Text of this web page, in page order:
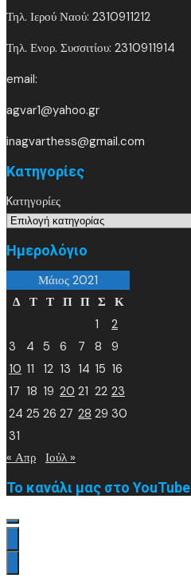
Τηλ. Ιερού Ναού: 2310911212
Τηλ. Ενορ. Συσσιτίου: 2310911914
email:
agvar1@yahoo.gr
inagvarthess@gmail.com
Kατηγορίες
Kατηγορίες
Ημερολόγιο
Μάιος 2021
Δ
Τ Τ Π Π Σ Κ
1
2
3
4 5 6 7 8
9
10 11 12 13 14 15 16
17 18 19 20 21 22 23
24 25 26 27 28 29 30
31
« Απρ Ιούλ »
Το κανάλι μας στο YouTube